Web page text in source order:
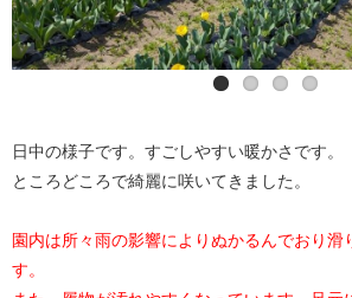
日中の様子です。すごしやすい暖かさです。
ところどころで綺麗に咲いてきました。
園内は所々雨の影響によりぬかるんでおり滑
す。